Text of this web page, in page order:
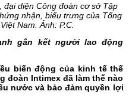
diện Công đoàn cơ sở Tập
nhận, biểu trưng của Tổng
Nam. Ảnh: P.C.
gắn kết người lao động
biến động của kinh tế thế
đoàn Intimex đã làm thế nào
nước và bảo đảm quyền lợi